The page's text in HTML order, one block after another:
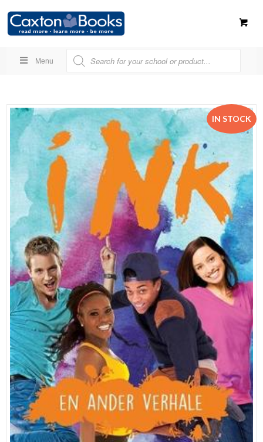
Menu
IN STOCK